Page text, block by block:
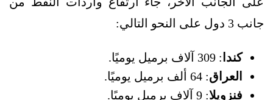
جانب 3 دول على النحو التالي:
كندا : 309 آلاف برميل يوميًا.
العراق: 64 ألف برميل يوميًا.
فنزويلا: 9 آلاف برميل يوميًا.